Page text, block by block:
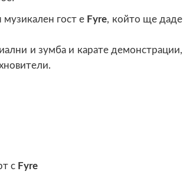
музикален гост е Fyre, който ще даде
и зумба и карате демонстрации,
с Fyre